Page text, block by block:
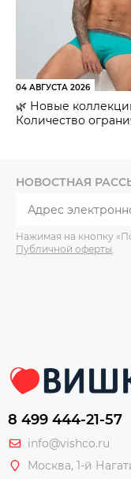
04 АВГУСТА 2026
🌿 Новые
Количество
НОВОСТНАЯ
Нажимая на кнопку
Публичной оферты
8 499 444-21-57
info@vishco.ru
Москва, 1-й